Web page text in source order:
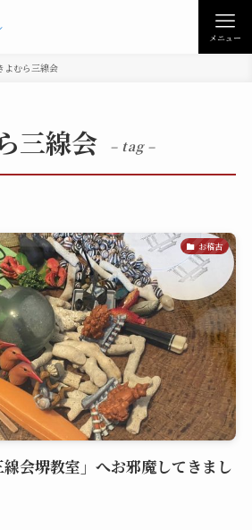
メニュー
よむら三線会
三線会 – tag –
お稽古
会堺教室」へお邪魔してきまし